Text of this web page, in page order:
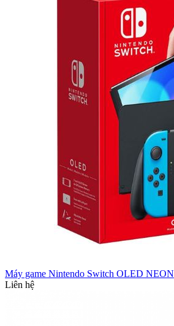
Máy game Nintendo Switch OLED NEON
Liên hệ